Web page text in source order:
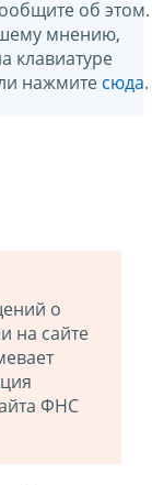
об этом.
мнению,
клавиатуре
нажмите сюда.
о
на сайте
ФНС